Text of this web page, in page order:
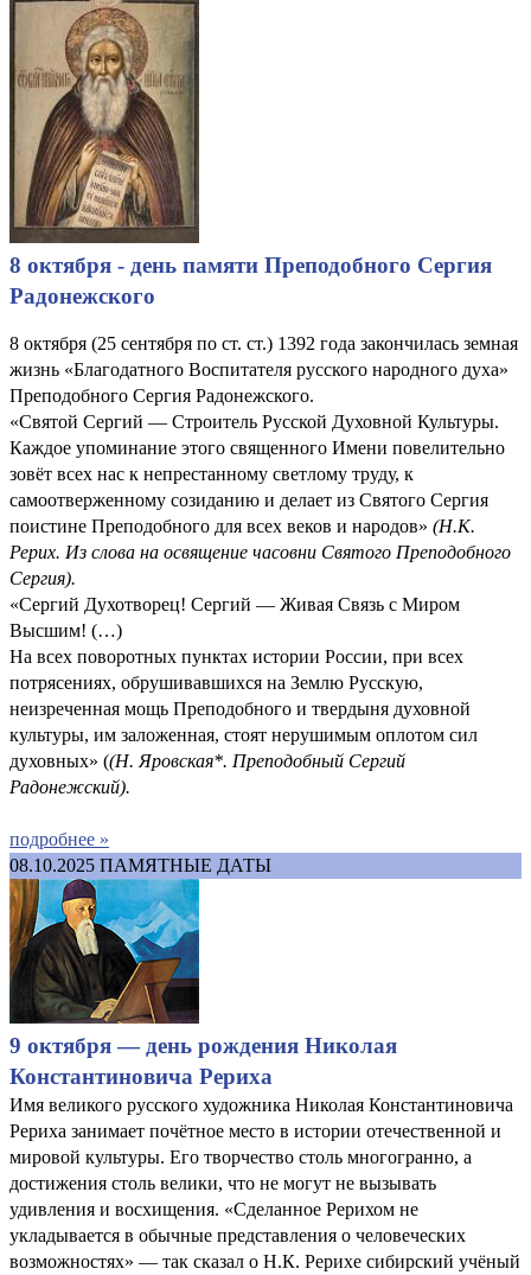
8 октября - день памяти Преподобного Сергия
Радонежского
8 октября (25 сентября по ст. ст.) 1392 года закончилась земная
жизнь «Благодатного Воспитателя русского народного духа»
Преподобного Сергия Радонежского.
«Святой Сергий — Строитель Русской Духовной Культуры.
Каждое упоминание этого священного Имени повелительно
зовёт всех нас к непрестанному светлому труду, к
самоотверженному созиданию и делает из Святого Сергия
поистине Преподобного для всех веков и народов» (Н.К.
Рерих. Из слова на освящение часовни Святого Преподобного
Сергия).
«Сергий Духотворец! Сергий — Живая Связь с Миром
Высшим! (…)
На всех поворотных пунктах истории России, при всех
потрясениях, обрушивавшихся на Землю Русскую,
неизреченная мощь Преподобного и твердыня духовной
культуры, им заложенная, стоят нерушимым оплотом сил
духовных» ((Н. Яровская*. Преподобный Сергий
Радонежский).
подробнее »
08.10.2025 ПАМЯТНЫЕ ДАТЫ
9 октября — день рождения Николая
Константиновича Рериха
Имя великого русского художника Николая Константиновича
Рериха занимает почётное место в истории отечественной и
мировой культуры. Его творчество столь многогранно, а
достижения столь велики, что не могут не вызывать
удивления и восхищения. «Сделанное Рерихом не
укладывается в обычные представления о человеческих
возможностях» — так сказал о Н.К. Рерихе сибирский учёный